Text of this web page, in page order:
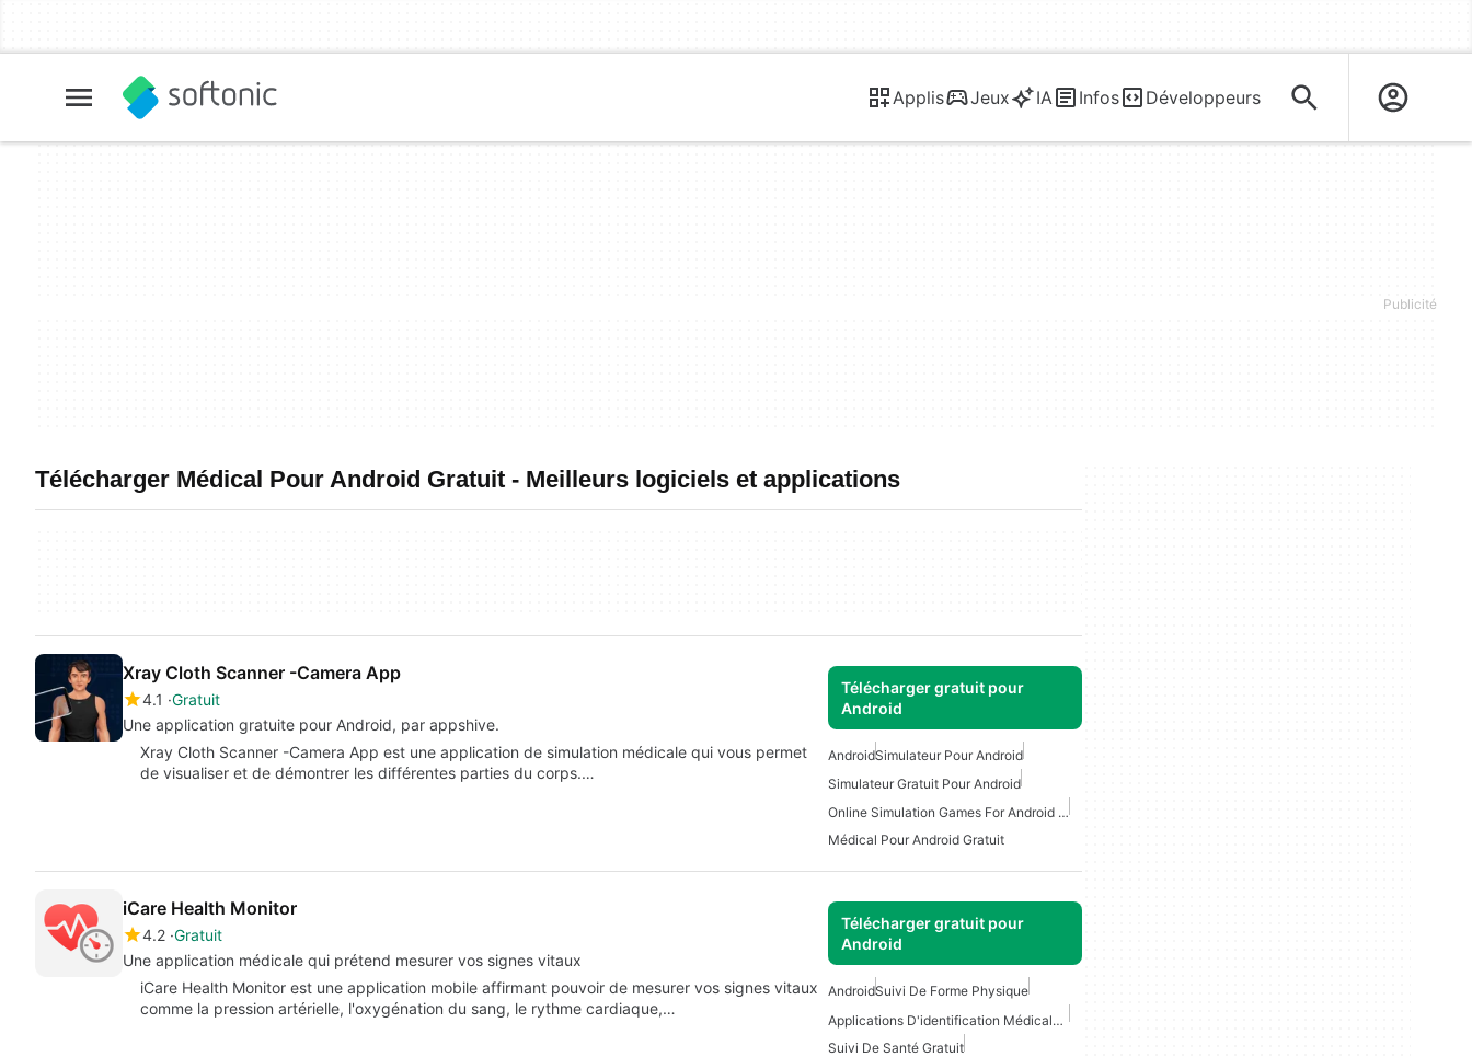
Applis Jeux IA Infos Développeurs
Télécharger Médical Pour Android Gratuit - Meilleurs logiciels et applications
Xray Cloth Scanner -Camera App
4.1 Gratuit
Une application gratuite pour Android, par appshive.
Télécharger gratuit pour
Android
Xray Cloth Scanner -Camera App est une application de simulation médicale qui vous permet
de visualiser et de démontrer les différentes parties du corps.…
AndroidSimulateur Pour Android
Simulateur Gratuit Pour Android
Online Simulation Games For Android Free
Médical Pour Android Gratuit
iCare Health Monitor
4.2 Gratuit
Une application médicale qui prétend mesurer vos signes vitaux
Télécharger gratuit pour
Android
iCare Health Monitor est une application mobile affirmant pouvoir de mesurer vos signes vitaux
comme la pression artérielle, l'oxygénation du sang, le rythme cardiaque,…
AndroidSuivi De Forme Physique
Applications D'identification Médicale Pour Android
Suivi De Santé Gratuit